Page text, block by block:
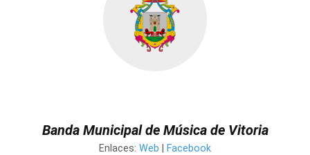
Banda Municipal de Música de Vitoria
Enlaces: Web Facebook